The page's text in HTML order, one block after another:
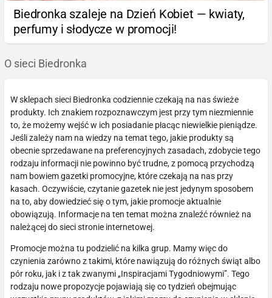
Biedronka szaleje na Dzień Kobiet — kwiaty,
perfumy i słodycze w promocji!
O sieci Biedronka
W sklepach sieci Biedronka codziennie czekają na nas świeże
produkty. Ich znakiem rozpoznawczym jest przy tym niezmiennie
to, że możemy wejść w ich posiadanie płacąc niewielkie pieniądze.
Jeśli zależy nam na wiedzy na temat tego, jakie produkty są
obecnie sprzedawane na preferencyjnych zasadach, zdobycie tego
rodzaju informacji nie powinno być trudne, z pomocą przychodzą
nam bowiem gazetki promocyjne, które czekają na nas przy
kasach. Oczywiście, czytanie gazetek nie jest jedynym sposobem
na to, aby dowiedzieć się o tym, jakie promocje aktualnie
obowiązują. Informacje na ten temat można znaleźć również na
należącej do sieci stronie internetowej.
Promocje można tu podzielić na kilka grup. Mamy więc do
czynienia zarówno z takimi, które nawiązują do różnych świąt albo
pór roku, jak i z tak zwanymi „Inspiracjami Tygodniowymi”. Tego
rodzaju nowe propozycje pojawiają się co tydzień obejmując